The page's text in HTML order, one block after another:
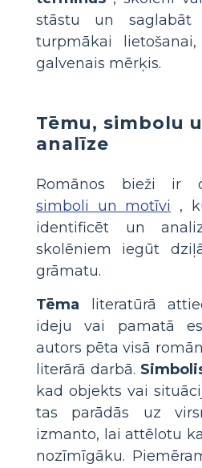
stāstu un saglabāt
turpmākai
galvenais mērķis.
Tēmu, simbolu
analīze
Romānos bieži ir
simboli un motīvi
,
identificēt un
skolēniem iegūt
grāmatu.
Tēma literatūrā
ideju vai pamatā
autors pēta visā
literārā darbā.
kad objekts vai
tas parādās uz
izmanto, lai attēlotu
nozīmīgāku.